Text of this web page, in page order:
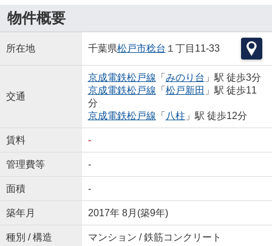
物件概要
所在地 千葉県松戸市稔台 １丁目11-33
交通
京成電鉄松戸線 「 みのり台 」駅 徒歩3分
京成電鉄松戸線 「 松戸新田 」駅 徒歩11
分
京成電鉄松戸線 「 八柱 」駅 徒歩12分
賃料 -
管理費等 -
面積 -
築年月 2017年 8月(築9年)
種別 / 構造 マンション / 鉄筋コンクリート